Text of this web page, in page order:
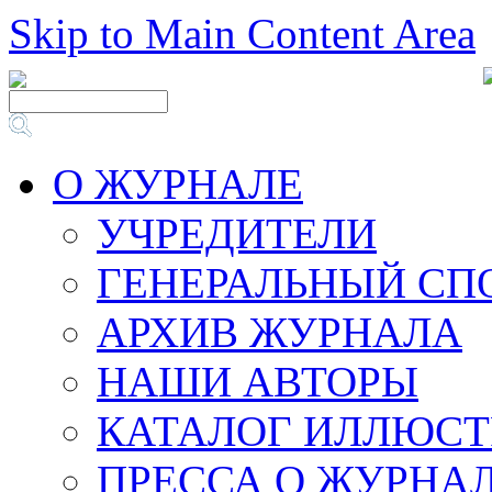
Skip to Main Content Area
О ЖУРНАЛЕ
УЧРЕДИТЕЛИ
ГЕНЕРАЛЬНЫЙ
АРХИВ ЖУРНАЛА
НАШИ АВТОРЫ
КАТАЛОГ
ПРЕССА О